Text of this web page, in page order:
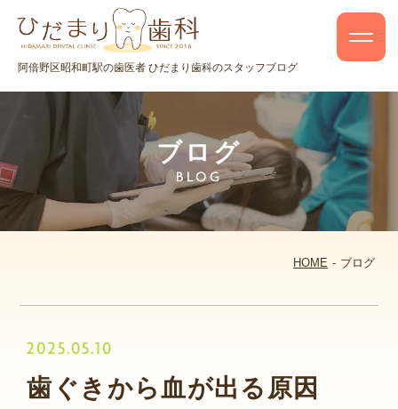
阿倍野区昭和町駅の歯医者 ひだまり歯科のスタッフブログ
ブログ
BLOG
HOME ブログ
2025.05.10
歯ぐきから血が出る原因